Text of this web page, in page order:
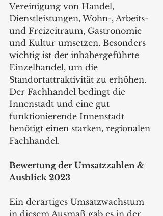
Vereinigung von Handel,
Dienstleistungen, Wohn-, Arbeits-
und Freizeitraum, Gastronomie
und Kultur umsetzen. Besonders
wichtig ist der inhabergeführte
Einzelhandel, um die
Standortattraktivität zu erhöhen.
Der Fachhandel bedingt die
Innenstadt und eine gut
funktionierende Innenstadt
benötigt einen starken, regionalen
Fachhandel.
Bewertung der Umsatzzahlen &
Ausblick 2023
Ein derartiges Umsatzwachstum
in diesem Ausmaß gab es in der